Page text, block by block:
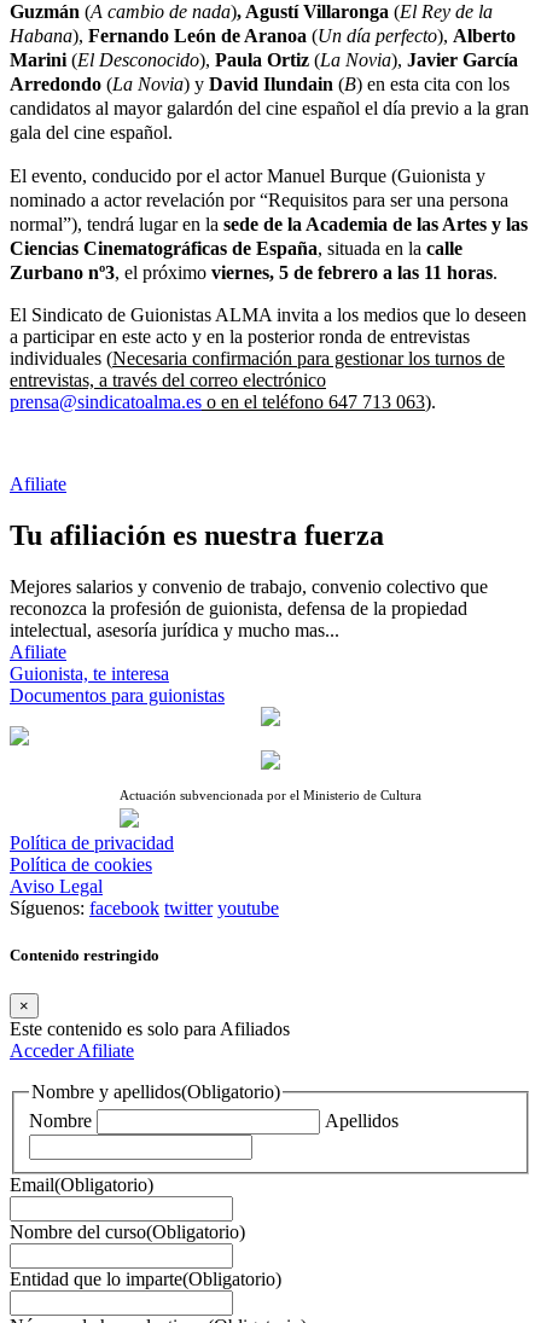
Guzmán (A cambio de nada), Agustí Villaronga (El Rey de la
Habana), Fernando León de Aranoa (Un día perfecto), Alberto
Marini(El Desconocido), Paula Ortiz (La Novia), Javier García
Arredondo (La Novia) y David Ilundain (B) en esta cita con los
candidatos al mayor galardón del cine español el día previo a la gran
gala del cine español.
El evento, conducido por el actor Manuel Burque (Guionista y
nominado a actor revelación por “Requisitos para ser una persona
normal”), tendrá lugar en la sede de la Academia de las Artes y las
Ciencias Cinematográficas de España, situada en la calle
Zurbano nº3, el próximo viernes, 5 de febrero a las 11 horas.
El Sindicato de Guionistas ALMA invita a los medios que lo deseen
a participar en este acto y en la posterior ronda de entrevistas
individuales (Necesaria confirmación para gestionar los turnos de
entrevistas, a través del correo electrónico
prensa@sindicatoalma.es o en el teléfono 647 713 063).
Afiliate
Tu afiliación es nuestra fuerza
Mejores salarios y convenio de trabajo, convenio colectivo que
reconozca la profesión de guionista, defensa de la propiedad
intelectual, asesoría jurídica y mucho mas...
Afiliate
Guionista, te interesa
Documentos para guionistas
Actuación subvencionada por el Ministerio de Cultura
Política de privacidad
Política de cookies
Aviso Legal
Síguenos: facebook twitter youtube
Contenido restringido
×
Este contenido es solo para Afiliados
AccederAfiliate
Nombre y apellidos(Obligatorio)
Nombre
Apellidos
Email(Obligatorio)
Nombre del curso(Obligatorio)
Entidad que lo imparte(Obligatorio)